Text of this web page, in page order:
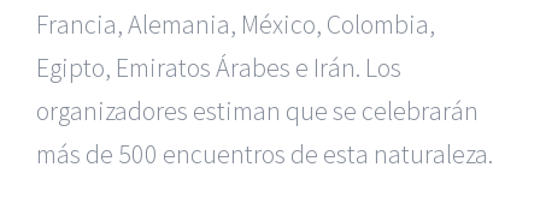
Francia, Alemania, México, Colombia,
Egipto, Emiratos Árabes e Irán. Los
organizadores estiman que se celebrarán
más de 500 encuentros de esta naturaleza.